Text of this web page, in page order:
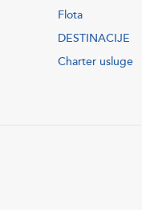
Flota
DESTINACIJE
Charter usluge